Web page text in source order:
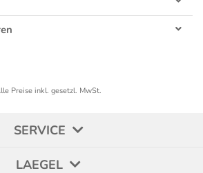
Preise inkl. gesetzl. MwSt.
SERVICE
LAEGEL